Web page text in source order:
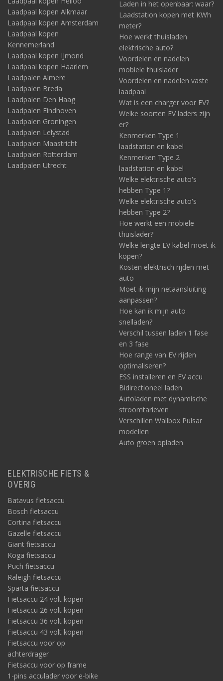
Laadpaal kopen Alkmaar
Laadpaal kopen Amsterdam
Laadpaal kopen
Kennemerland
Laadpaal kopen IJmond
Laadpaal kopen Haarlem
Laadpalen Almere
Laadpalen Breda
Laadpalen Den Haag
Laadpalen Eindhoven
Laadpalen Groningen
Laadpalen Lelystad
Laadpalen Maastricht
Laadpalen Rotterdam
Laadpalen Utrecht
Laden in het openbaar: waar?
Laadstation kopen met KWh
meter?
Hoe werkt thuisladen
elektrische auto?
Voordelen en nadelen
mobiele thuislader
Voordelen en nadelen vaste
laadpaal
Wat is een charger voor EV?
Welke soorten EV laders zijn
er?
Kenmerken Type 1
laadstation en kabel
Kenmerken Type 2
laadstation en kabel
Welke elektrische auto's
hebben Type 1?
Welke elektrische auto's
hebben Type 2?
Hoe werkt een mobiele
thuislader?
Welke lengte EV kabel moet ik
kopen?
Kosten elektrisch rijden met
auto
Moet ik mijn netaansluiting
aanpassen?
Hoe kan ik mijn auto
snelladen?
Verschil tussen laden 1 fase
en 3 fase
Hoe range van EV rijden
optimaliseren?
ESS installeren en EV accu
Bidirectioneel laden
Autoladen met dynamische
stroomtarieven
Verschillen Wallbox Pulsar
modellen
Auto groen opladen
ELEKTRISCHE FIETS &
OVERIG
Batavus fietsaccu
Bosch fietsaccu
Cortina fietsaccu
Gazelle fietsaccu
Giant fietsaccu
Koga fietsaccu
Puch fietsaccu
Raleigh fietsaccu
Sparta fietsaccu
Fietsaccu 24 volt kopen
Fietsaccu 26 volt kopen
Fietsaccu 36 volt kopen
Fietsaccu 43 volt kopen
Fietsaccu voor op
achterdrager
Fietsaccu voor op frame
1-pins acculader voor e-bike